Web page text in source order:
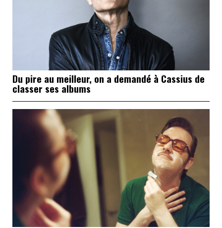
Du pire au meilleur, on a demandé à Cassius de
classer ses albums